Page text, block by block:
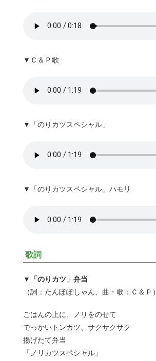
▼Ｃ＆Ｐ歌
▼「のりカツスペシャル」
▼「のりカツスペシャル」ハモリ
歌詞
▼「のりカツ」弁当
（詞：たんぽぽしゃん、曲・歌：Ｃ＆Ｐ）
ごはんの上に、ノリをのせて
でっかいトンカツ、サクサクサク
揚げたて弁当
「ノリカツスペシャル」